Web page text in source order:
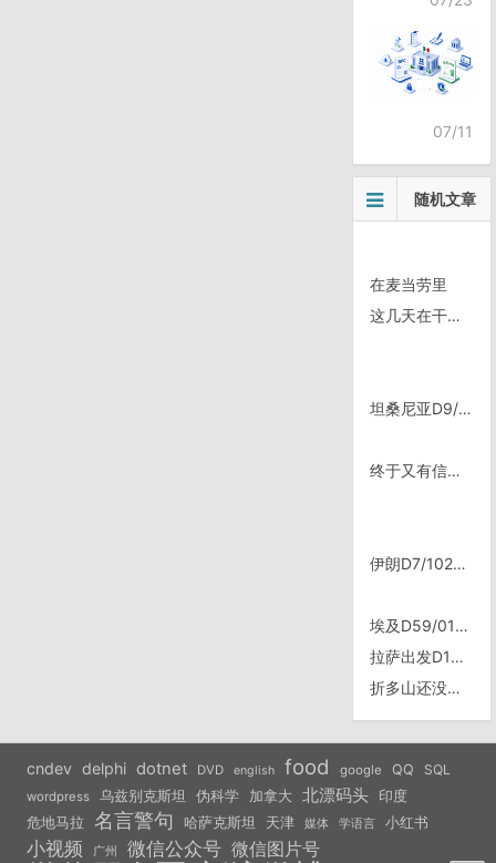
07/11
随机文章
在麦当劳里
这几天在干嘛？
坦桑尼亚D9/0806，维多利亚是非洲最大的湖泊
终于又有信号啦～
伊朗D7/1021，Natanz出城
埃及D59/0127，给救护站的哥们拷电影
拉萨出发D14/0903，珠峰路口
折多山还没到顶，蓝天白云下
cndev delphi dotnet DVD english food google QQ SQL
wordpress 乌兹别克斯坦 伪科学 加拿大 北漂码头 印度
危地马拉 名言警句 哈萨克斯坦 天津 媒体 学语言 小红书
小视频 广州 微信公众号 微信图片号